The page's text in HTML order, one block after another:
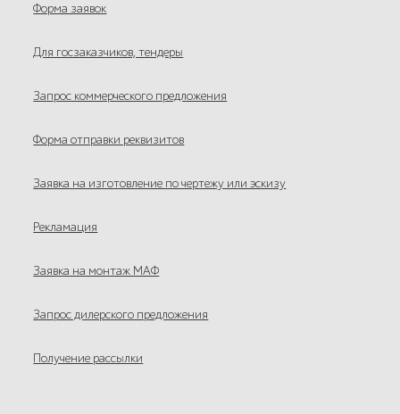
Форма заявок
Для госзаказчиков, тендеры
Запрос коммерческого предложения
Форма отправки реквизитов
Заявка на изготовление по чертежу или эскизу
Рекламация
Заявка на монтаж МАФ
Запрос дилерского предложения
Получение рассылки